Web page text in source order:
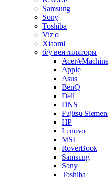
Samsung
Sony
Toshiba
Vizio
Xiaomi
б/у вентиляторы
Acer/
Apple
Asus
BenQ
Dell
DNS
Fujitsu
HP
Lenovo
MSI
RoverBook
Samsung
Sony
Toshiba